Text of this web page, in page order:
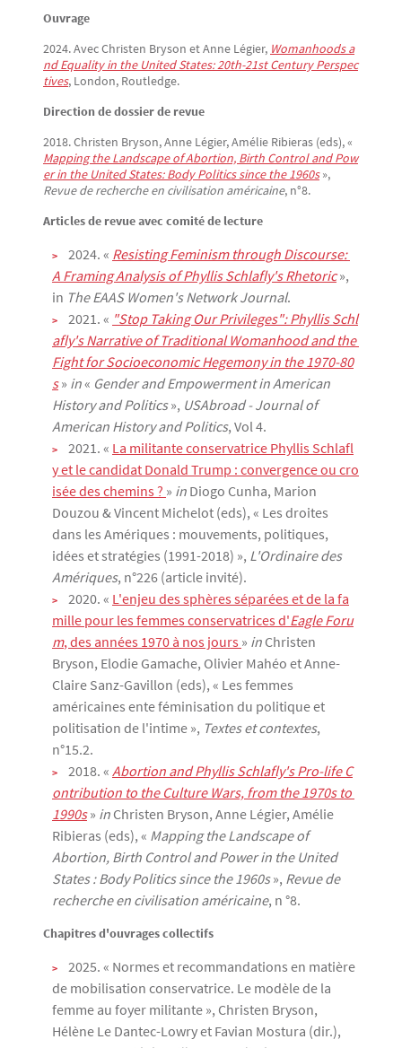
Ouvrage
2024. Avec Christen Bryson et Anne Légier, Womanhoods a
nd Equality in the United States: 20th-21st Century Perspec
tives, London, Routledge.
Direction de dossier de revue
2018. Christen Bryson, Anne Légier, Amélie Ribieras (eds), «
Mapping the Landscape of Abortion, Birth Control and Pow
er in the United States: Body Politics since the 1960s»,
Revue de recherche en civilisation américaine, n°8.
Articles de revue avec comité de lecture
2024. « Resisting Feminism through Discourse:
A Framing Analysis of Phyllis Schlafly's Rhetoric»,
in The EAAS Women's Network Journal.
2021. « "Stop Taking Our Privileges": Phyllis Schl
afly's Narrative of Traditional Womanhood and the
Fight for Socioeconomic Hegemony in the 1970-80
s» in« Gender and Empowerment in American
History and Politics», USAbroad - Journal of
American History and Politics, Vol 4.
2021. « La militante conservatrice Phyllis Schlafl
y et le candidat Donald Trump : convergence ou cro
isée des chemins ? » in Diogo Cunha, Marion
Douzou & Vincent Michelot (eds), « Les droites
dans les Amériques : mouvements, politiques,
idées et stratégies (1991-2018) », L'Ordinaire des
Amériques, n°226 (article invité).
2020. « L'enjeu des sphères séparées et de la fa
mille pour les femmes conservatrices d'Eagle Foru
m, des années 1970 à nos jours » in Christen
Bryson, Elodie Gamache, Olivier Mahéo et Anne-
Claire Sanz-Gavillon (eds), « Les femmes
américaines ente féminisation du politique et
politisation de l'intime », Textes et contextes,
n°15.2.
2018. « Abortion and Phyllis Schlafly's Pro-life C
ontribution to the Culture Wars, from the 1970s to
1990s» in Christen Bryson, Anne Légier, Amélie
Ribieras (eds), « Mapping the Landscape of
Abortion, Birth Control and Power in the United
States : Body Politics since the 1960s», Revue de
recherche en civilisation américaine, n °8.
Chapitres d'ouvrages collectifs
2025. « Normes et recommandations en matière
de mobilisation conservatrice. Le modèle de la
femme au foyer militante », Christen Bryson,
Hélène Le Dantec-Lowry et Favian Mostura (dir.),